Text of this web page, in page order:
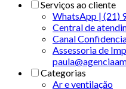
Serviços ao cliente
WhatsApp | (21)
Central de
Canal
Assessoria de
Categorias
Ar e ventilação